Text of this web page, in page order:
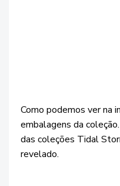
Como podemos ver na
embalagens da
das coleções Tidal
revelado.